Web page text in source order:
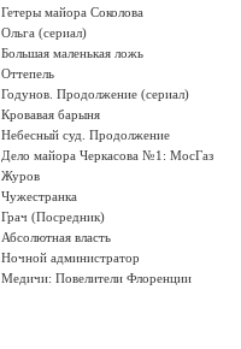
Гетеры майора Соколова
Ольга (сериал)
Большая маленькая ложь
Оттепель
Годунов. Продолжение (сериал)
Кровавая барыня
Небесный суд. Продолжение
Дело майора Черкасова №1: МосГаз
Журов
Чужестранка
Грач (Посредник)
Абсолютная власть
Ночной администратор
Медичи: Повелители Флоренции